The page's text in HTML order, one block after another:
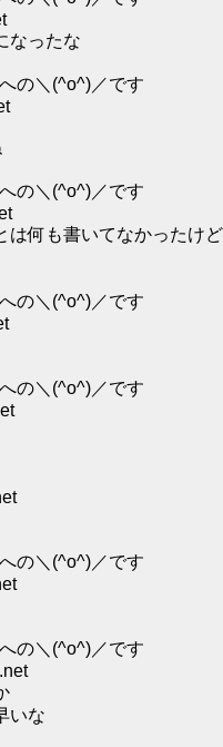
なったな
の＼(^o^)／です
の＼(^o^)／です
は何も書いてなかったけど
の＼(^o^)／です
の＼(^o^)／です
の＼(^o^)／です
の＼(^o^)／です
いな